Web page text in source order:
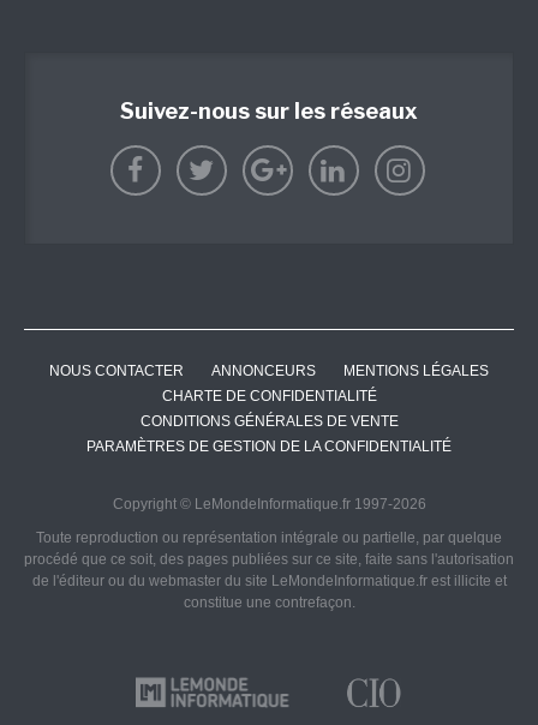
Suivez-nous sur les réseaux
NOUS CONTACTER ANNONCEURS
MENTIONS LÉGALES
CHARTE DE CONFIDENTIALITÉ
CONDITIONS GÉNÉRALES DE VENTE
PARAMÈTRES DE GESTION DE LA CONFIDENTIALITÉ
Copyright © LeMondeInformatique.fr 1997-2026
Toute reproduction ou représentation intégrale ou partielle, par quelque
procédé que ce soit, des pages publiées sur ce site, faite sans l'autorisation
de l'éditeur ou du webmaster du site LeMondeInformatique.fr est illicite et
constitue une contrefaçon.